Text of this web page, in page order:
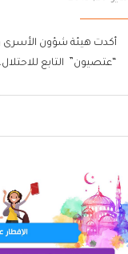
أكدت هيئة شؤون الأسرى
“عتصيون” التابع